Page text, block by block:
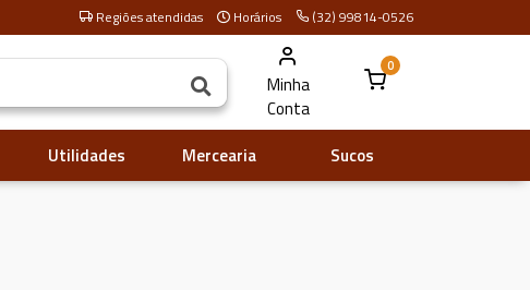
Regiões atendidas Horários (32) 99814-0526
Minha
Conta
0
Sucos
Mercearia
Utilidades